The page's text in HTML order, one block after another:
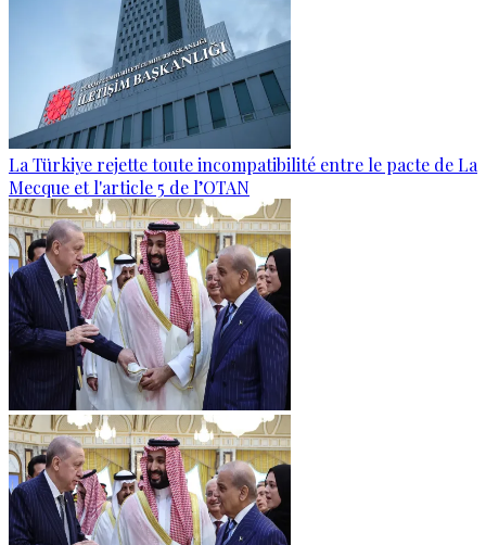
La Türkiye rejette toute incompatibilité entre le pacte de La
Mecque et l'article 5 de l’OTAN